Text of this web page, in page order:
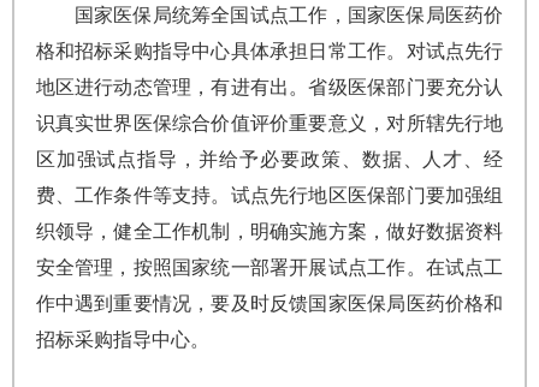
国家医保局统筹全国试点工作，国家医保局医药价
格和招标采购指导中心具体承担日常工作。对试点先行
地区进行动态管理，有进有出。省级医保部门要充分认
识真实世界医保综合价值评价重要意义，对所辖先行地
区加强试点指导，并给予必要政策、数据、人才、经
费、工作条件等支持。试点先行地区医保部门要加强组
织领导，健全工作机制，明确实施方案，做好数据资料
安全管理，按照国家统一部署开展试点工作。在试点工
作中遇到重要情况，要及时反馈国家医保局医药价格和
招标采购指导中心。